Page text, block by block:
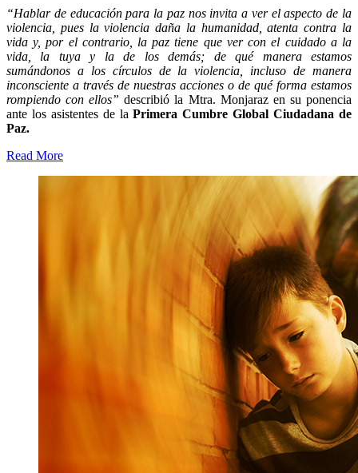
“Hablar de educación para la paz nos invita a ver el aspecto de la
violencia, pues la violencia daña la humanidad, atenta contra la
vida y, por el contrario, la paz tiene que ver con el cuidado a la
vida, la tuya y la de los demás; de qué manera estamos
sumándonos a los círculos de la violencia, incluso de manera
inconsciente a través de nuestras acciones o de qué forma estamos
rompiendo con ellos” describió la Mtra. Monjaraz en su ponencia
ante los asistentes de laPrimera Cumbre Global Ciudadana de
Paz.
Read More